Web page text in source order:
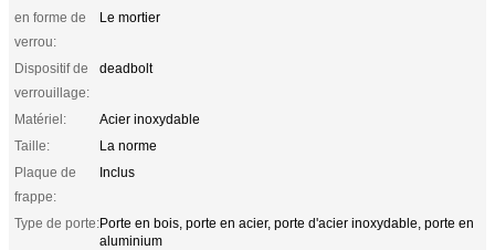
en forme de
verrou:
Le mortier
Dispositif de
verrouillage:
deadbolt
Matériel:
Acier inoxydable
Taille:
La norme
Plaque de
frappe:
Inclus
Type de porte:Porte en bois, porte en acier, porte d'acier inoxydable, porte en
aluminium